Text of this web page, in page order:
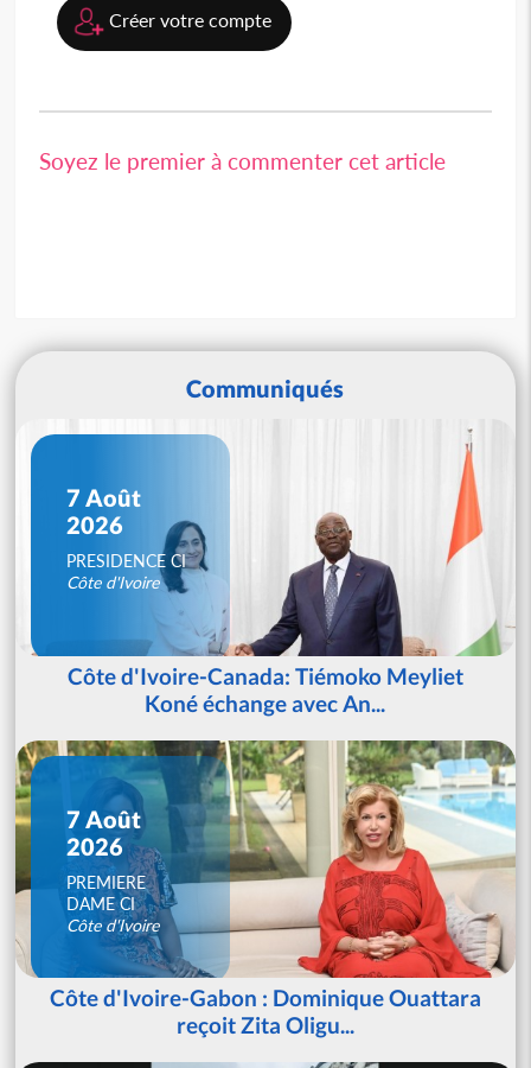
Créer votre compte
Soyez le premier à commenter cet article
Communiqués
7 Août
2026
PRESIDENCE CI
Côte d'Ivoire
Côte d'Ivoire-Canada: Tiémoko Meyliet
Koné échange avec An...
7 Août
2026
PREMIERE
DAME CI
Côte d'Ivoire
Côte d'Ivoire-Gabon : Dominique Ouattara
reçoit Zita Oligu...